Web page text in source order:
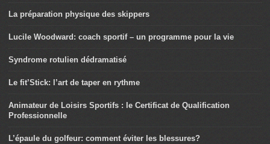
La préparation physique des skippers
Lucile Woodward: coach sportif – un programme pour la vie
Syndrome rotulien dédramatisé
Le fit’Stick: l’art de taper en rythme
Animateur de Loisirs Sportifs : le Certificat de Qualification
Professionnelle
L’épaule du golfeur: comment éviter les blessures?